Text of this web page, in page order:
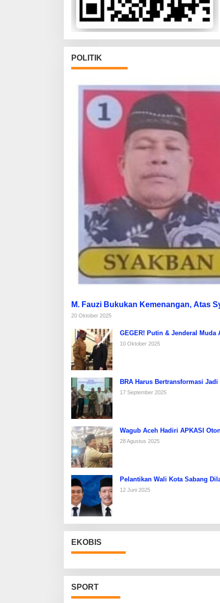
POLITIK
M. Fauzi Bukukan Kemenangan, Atas
20 Oktober 2025
GEGER! Putin & Jenderal
10 Oktober 2025
BRA Harus Bertransformasi
17 September 2025
Wagub Aceh Hadiri APKASI
28 Agustus 2025
Pelantikan Wali Kota Sabang
12 Juni 2025
EKOBIS
SPORT